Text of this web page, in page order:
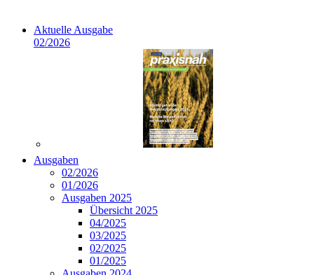
Aktuelle Ausgabe
02/2026
Ausgaben
02/2026
01/2026
Ausgaben 2025
Übersicht 2025
04/2025
03/2025
02/2025
01/2025